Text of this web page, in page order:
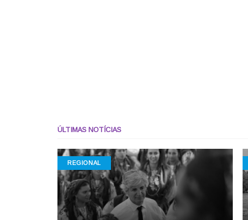
ÚLTIMAS NOTÍCIAS
REGIONAL